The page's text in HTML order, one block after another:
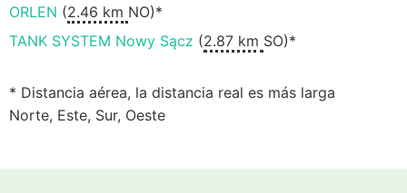
ORLEN (2.46 km NO)*
TANK SYSTEM Nowy Sącz (2.87 km SO)*
* Distancia aérea, la distancia real es más larga
Norte, Este, Sur, Oeste